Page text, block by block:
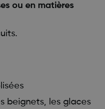
ou en matières
beignets, les glaces